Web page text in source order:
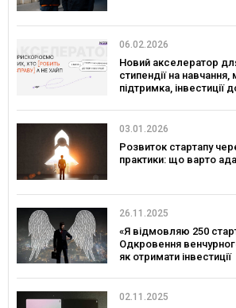
06.02.2026
Новий акселератор
стипендії на
підтримка, інвестиції
03.01.2026
Розвиток стартапу
практики: що варто
26.11.2025
«Я відмовляю 250
Одкровення
як отримати інвестиції
02.11.2025